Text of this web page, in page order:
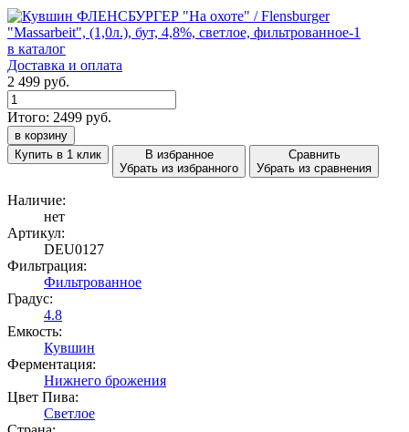
в каталог
Доставка и оплата
2 499 руб.
Итого: 2499 руб.
в корзину
Купить в 1 клик
В избранное
Убрать из избранного
Сравнить
Убрать из сравнения
Наличие:
нет
Артикул:
DEU0127
Фильтрация:
Фильтрованное
Градус:
4.8
Емкость:
Кувшин
Ферментация:
Нижнего брожения
Цвет Пива:
Светлое